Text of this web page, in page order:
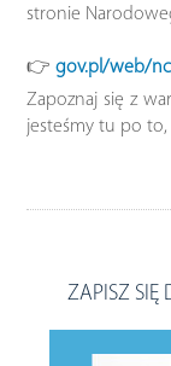
stronie
👉gov.pl/web/
Zapoznaj się z
jesteśmy tu po
ZAPISZ SIĘ